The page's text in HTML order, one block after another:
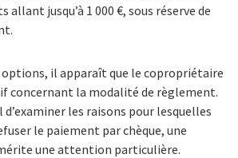
allant jusqu’à 1 000 €, sous réserve de
options, il apparaît que le copropriétaire
concernant la modalité de règlement.
les raisons pour lesquelles
le paiement par chèque, une
une attention particulière.